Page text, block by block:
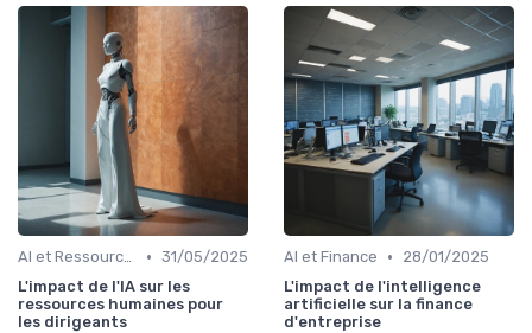
AI et Ressources Humaines • 31/05/2025
L'impact de l'IA sur les
ressources humaines pour
les dirigeants
AI et Finance •
28/01/2025
L'impact de l'intelligence
artificielle sur la finance
d'entreprise